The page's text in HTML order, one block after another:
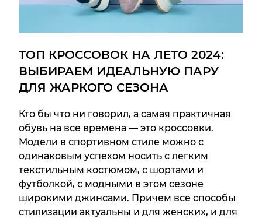
ТОП КРОССОВОК НА ЛЕТО 2024:
ВЫБИРАЕМ ИДЕАЛЬНУЮ ПАРУ
ДЛЯ ЖАРКОГО СЕЗОНА
Кто бы что ни говорил, а самая практичная
обувь на все времена — это кроссовки.
Модели в спортивном стиле можно с
одинаковым успехом носить с легким
текстильным костюмом, с шортами и
футболкой, с модными в этом сезоне
широкими джинсами. Причем все способы
стилизации актуальны и для женских, и для